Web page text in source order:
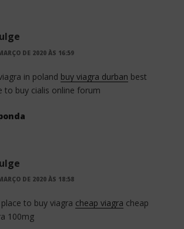
DE 2020 ÀS 16:59
in poland buy viagra durban best
to buy cialis online forum
DE 2020 ÀS 18:58
to buy viagra cheap viagra cheap
100mg